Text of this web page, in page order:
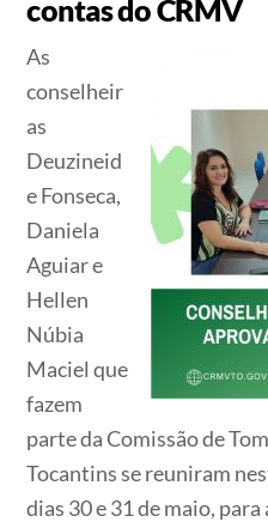
contas do CRMV
As
conselheir
as
Deuzineid
e Fonseca,
Daniela
Aguiar e
Hellen
Núbia
Maciel que
fazem
parte da Comissão de
Tocantins se reuniram
dias 30 e 31 de maio,